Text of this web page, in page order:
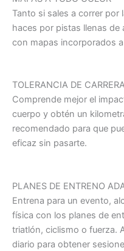
Tanto si sales a correr por
haces por pistas llenas de
con mapas incorporados
TOLERANCIA DE
Comprende mejor el
cuerpo y obtén un
recomendado para que
eficaz sin pasarte.
PLANES DE ENTRENO
Entrena para un evento,
física con los planes de
triatlón, ciclismo o fuerza.
diario para obtener